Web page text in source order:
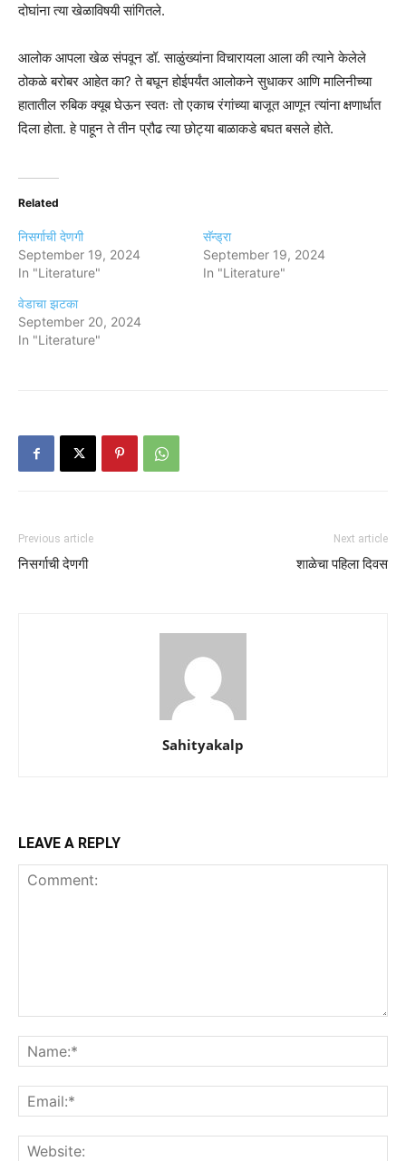
दोघांना त्या खेळाविषयी सांगितले.
आलोक आपला खेळ संपवून डॉ. साळुंख्यांना विचारायला आला की त्याने केलेले
ठोकळे बरोबर आहेत का? ते बघून होईपर्यंत आलोकने सुधाकर आणि मालिनीच्या
हातातील रुबिक क्यूब घेऊन स्वतः तो एकाच रंगांच्या बाजूत आणून त्यांना क्षणार्धात
दिला होता. हे पाहून ते तीन प्रौढ त्या छोट्या बाळाकडे बघत बसले होते.
Related
निसर्गाची देणगी
September 19, 2024
In "Literature"
सॅन्ड्रा
September 19, 2024
In "Literature"
वेडाचा झटका
September 20, 2024
In "Literature"
Previous article
निसर्गाची देणगी
Next article
शाळेचा पहिला दिवस
Sahityakalp
LEAVE A REPLY